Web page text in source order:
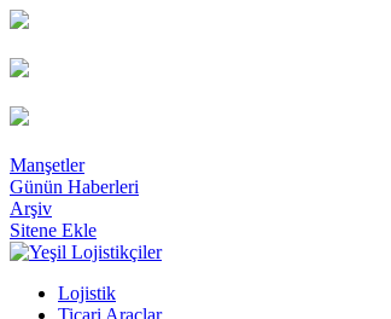
Manşetler
Günün Haberleri
Arşiv
Sitene Ekle
Lojistik
Ticari Araçlar